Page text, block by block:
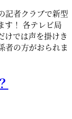
記者クラブで新型
す！ 各テレビ局
けでは声を掛けき
者の方がおられま